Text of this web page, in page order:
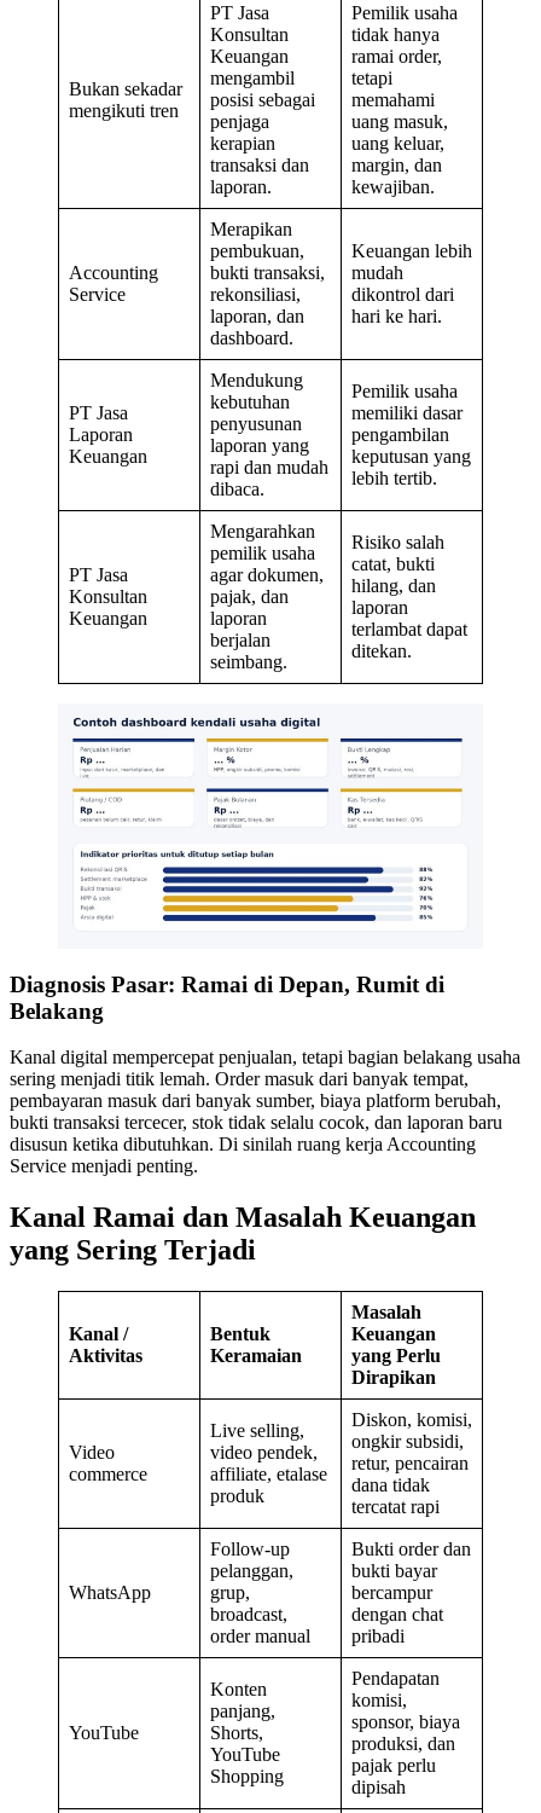
Bukan sekadar
mengikuti tren
PT Jasa
Konsultan
Keuangan
mengambil
posisi sebagai
penjaga
kerapian
transaksi dan
laporan.
Pemilik usaha
tidak hanya
ramai order,
tetapi
memahami
uang masuk,
uang keluar,
margin, dan
kewajiban.
Accounting
Service
Merapikan
pembukuan,
bukti transaksi,
rekonsiliasi,
laporan, dan
dashboard.
Keuangan lebih
mudah
dikontrol dari
hari ke hari.
PT Jasa
Laporan
Keuangan
Mendukung
kebutuhan
penyusunan
laporan yang
rapi dan mudah
dibaca.
Pemilik usaha
memiliki dasar
pengambilan
keputusan yang
lebih tertib.
PT Jasa
Konsultan
Keuangan
Mengarahkan
pemilik usaha
agar dokumen,
pajak, dan
laporan
berjalan
seimbang.
Risiko salah
catat, bukti
hilang, dan
laporan
terlambat dapat
ditekan.
Diagnosis Pasar: Ramai di Depan, Rumit di
Belakang
Kanal digital mempercepat penjualan, tetapi bagian belakang usaha
sering menjadi titik lemah. Order masuk dari banyak tempat,
pembayaran masuk dari banyak sumber, biaya platform berubah,
bukti transaksi tercecer, stok tidak selalu cocok, dan laporan baru
disusun ketika dibutuhkan. Di sinilah ruang kerja Accounting
Service menjadi penting.
Kanal Ramai dan Masalah Keuangan
yang Sering Terjadi
Kanal /
Aktivitas
Bentuk
Keramaian
Masalah
Keuangan
yang Perlu
Dirapikan
Video
commerce
Live selling,
video pendek,
affiliate, etalase
produk
Diskon, komisi,
ongkir subsidi,
retur, pencairan
dana tidak
tercatat rapi
WhatsApp
Follow-up
pelanggan,
grup,
broadcast,
order manual
Bukti order dan
bukti bayar
bercampur
dengan chat
pribadi
YouTube
Konten
panjang,
Shorts,
YouTube
Shopping
Pendapatan
komisi,
sponsor, biaya
produksi, dan
pajak perlu
dipisah